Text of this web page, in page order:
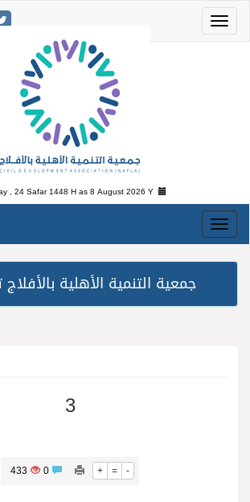
, 24 Safar 1448 H as8 August 2026 Y
جمعية التنمية الأهلية
3
+ = -
433